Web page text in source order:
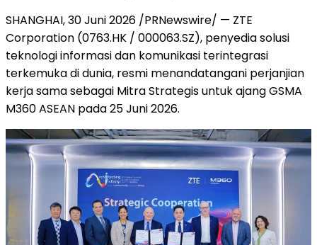
SHANGHAI, 30 Juni 2026 /PRNewswire/ — ZTE
Corporation (0763.HK / 000063.SZ), penyedia solusi
teknologi informasi dan komunikasi terintegrasi
terkemuka di dunia, resmi menandatangani perjanjian
kerja sama sebagai Mitra Strategis untuk ajang GSMA
M360 ASEAN pada 25 Juni 2026.